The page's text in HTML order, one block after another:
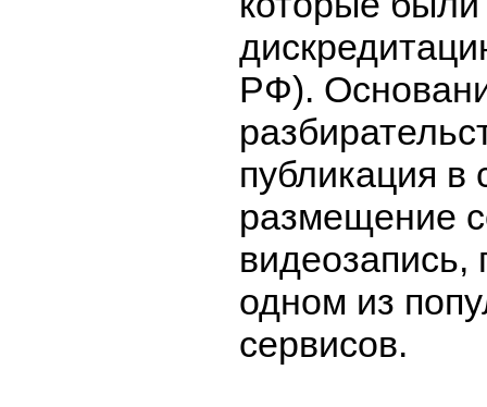
РФ).
публикация в
размещение
видеозапись,
одном из
сервисов.